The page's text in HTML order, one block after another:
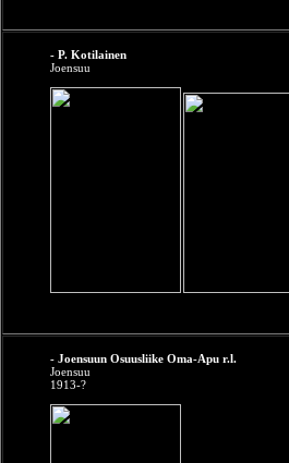
- P. Kotilainen
Joensuu
- Joensuun Osuusliike Oma-Apu r.l.
Joensuu
1913-?